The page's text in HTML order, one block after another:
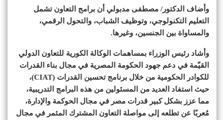
وأضاف الدكتور/ مصطفى مدبولي أن برامج التعاون تشمل
التعليم التكنولوجي، وتوظيف الشباب، والتحول الرقمي،
والمساواة بين الجنسين، وغيرها.
وأشاد رئيس الوزراء بمساهمات الوكالة الكورية للتعاون الدولي
القيّمة في دعم جهود الحكومة المصرية في مجال بناء القدرات
للكوادر الحكومية من خلال برنامج تحسين القدرات (CIAT)،
حيث استفاد العديد من المسئولين من هذه البرامج التدريبية،
مما عزز بشكل كبير قدرات مصر في مجال الحوكمة والإدارة،
مُعربًا عن تطلعه إلى مواصلة التعاون المشترك المثمر في مجال